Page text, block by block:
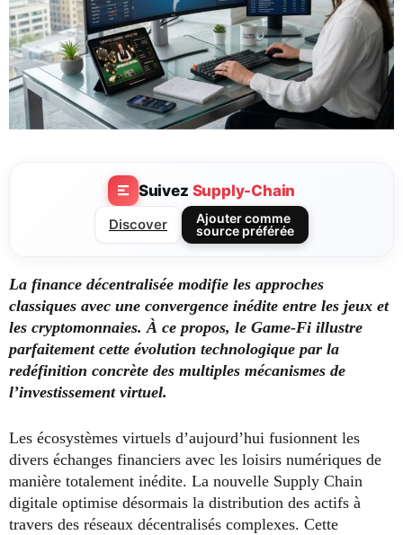
Suivez Supply-Chain
Discover
Ajouter comme
source préférée
La finance décentralisée modifie les approches
classiques avec une convergence inédite entre les jeux et
les cryptomonnaies. À ce propos, le Game-Fi illustre
parfaitement cette évolution technologique par la
redéfinition concrète des multiples mécanismes de
l’investissement virtuel.
Les écosystèmes virtuels d’aujourd’hui fusionnent les
divers échanges financiers avec les loisirs numériques de
manière totalement inédite. La nouvelle Supply Chain
digitale optimise désormais la distribution des actifs à
travers des réseaux décentralisés complexes. Cette